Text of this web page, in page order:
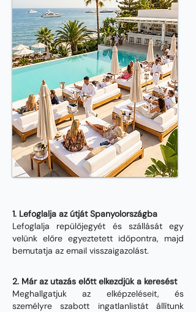
Hogyan működik?
1. Lefoglalja az útját Spanyolországba
Lefoglalja repülőjegyét és szállását egy
velünk előre egyeztetett időpontra, majd
bemutatja az email visszaigazolást.
2. Már az utazás előtt elkezdjük a keresést
Meghallgatjuk az elképzeléseit, és
személyre szabott ingatlanlistát állítunk